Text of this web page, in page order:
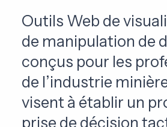
Outils Web de
de manipulation de
conçus pour les
de l’industrie
visent à établir un
prise de décision